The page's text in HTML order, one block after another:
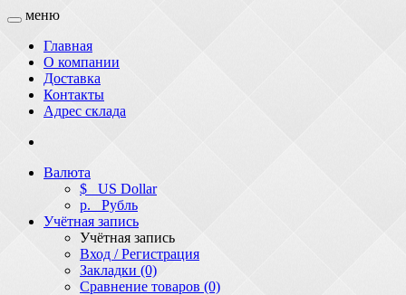
меню
Главная
О компании
Доставка
Контакты
Адрес склада
Валюта
$ US Dollar
р. Рубль
Учётная запись
Учётная запись
Вход / Регистрация
Закладки (0)
Сравнение товаров (0)